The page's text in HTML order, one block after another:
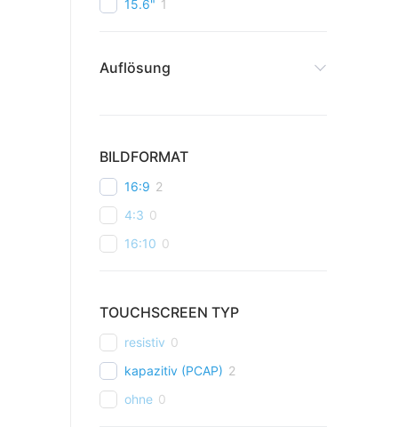
15.6" 1
Auflösung
BILDFORMAT
16:9 2
4:3 0
16:10 0
TOUCHSCREEN TYP
resistiv 0
kapazitiv (PCAP) 2
ohne 0